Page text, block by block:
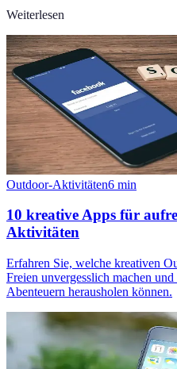
Weiterlesen
Outdoor-Aktivitäten6 min
10 kreative Apps für
Aktivitäten
Erfahren Sie, welche kreativen
Freien unvergesslich machen
Abenteuern herausholen können.